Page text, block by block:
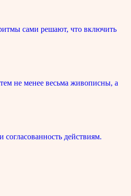
сами решают, что включить
не менее весьма живописны, а
действиям.